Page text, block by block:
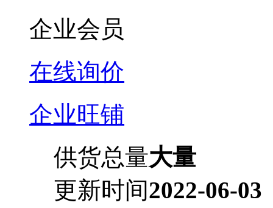
企业会员
在线询价
企业旺铺
供货总量大量
更新时间2022-06-03